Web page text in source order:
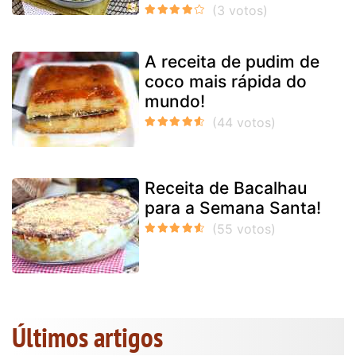
A receita de pudim de
coco mais rápida do
mundo!
Receita de Bacalhau
para a Semana Santa!
Últimos artigos